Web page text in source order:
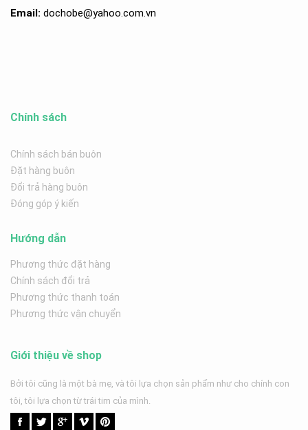
Email: dochobe@yahoo.com.vn
Chính sách
Chính sách bán buôn
Đặt hàng buôn
Đổi trả hàng buôn
Đóng góp ý kiến
Hướng dẫn
Phương thức đặt hàng
Chính sách đổi trả
Phương thức thanh toán
Phương thức vận chuyển
Giới thiệu về shop
Bởi tôi cũng là một bà mẹ, và tôi lựa chọn sản phẩm như cho chính con
tôi, tôi lựa chọn từ trái tim của mình.